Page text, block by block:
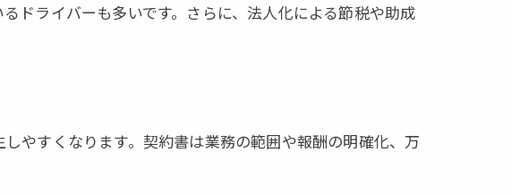
約の比較
増やすコツ
夫
ドライバーも多いです。さらに、法人化による節税や助成
やすくなります。契約書は業務の範囲や報酬の明確化、万